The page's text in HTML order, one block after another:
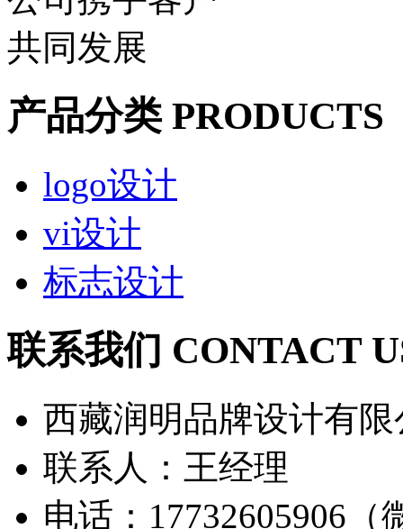
产品分类 PRODUCTS
logo设计
vi设计
标志设计
联系我们 CONTACT
西藏润明品牌设计有限
联系人：王经理
电话：17732605906（